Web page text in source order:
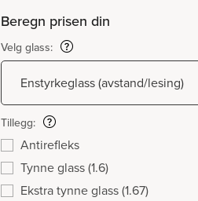
Beregn prisen din
Velg glass:
Tillegg:
Antirefleks
Tynne glass (1.6)
Ekstra tynne glass (1.67)